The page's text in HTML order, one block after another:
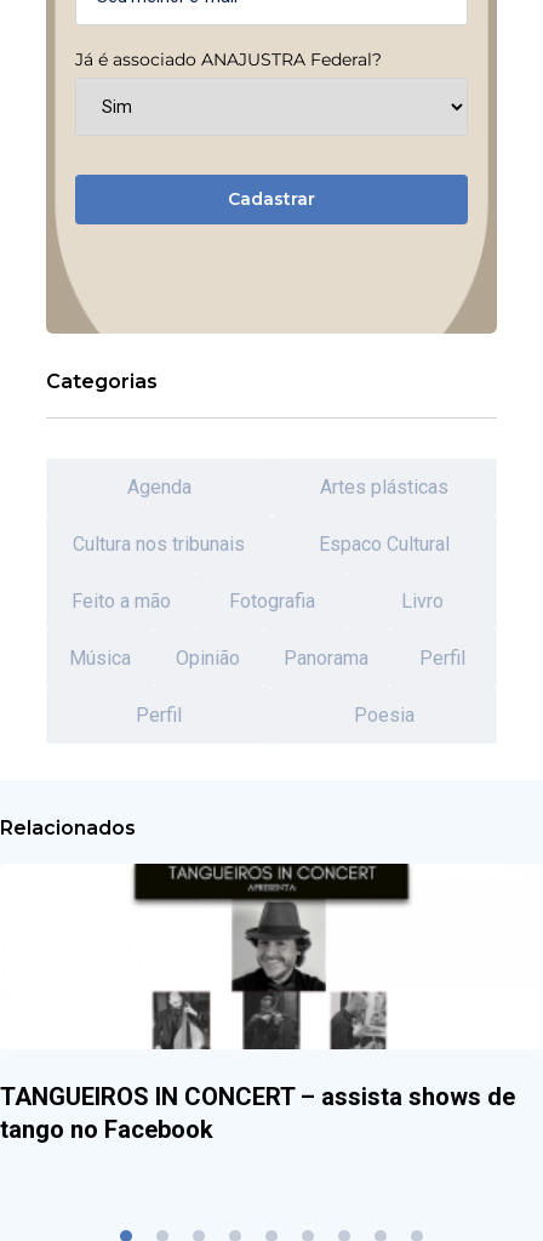
Já é associado ANAJUSTRA Federal?
Cadastrar
Categorias
Agenda Artes plásticas
Cultura nos tribunais Espaco Cultural
Feito a mão Fotografia Livro
Música Opinião Panorama Perfil
Perfil Poesia
Relacionados
TANGUEIROS IN CONCERT – assista shows de
tango no Facebook